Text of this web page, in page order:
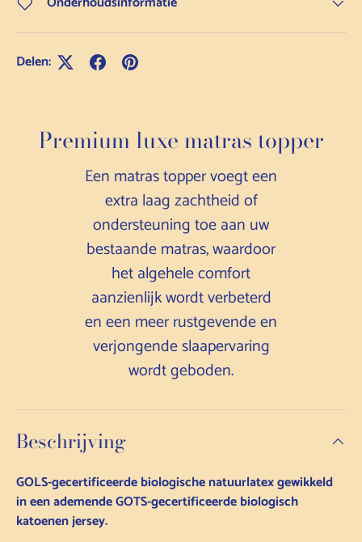
Delen:
Premium luxe matras topper
Een matras topper voegt een
extra laag zachtheid of
ondersteuning toe aan uw
bestaande matras, waardoor
het algehele comfort
aanzienlijk wordt verbeterd
en een meer rustgevende en
verjongende slaapervaring
wordt geboden.
Beschrijving
GOLS-gecertificeerde biologische natuurlatex gewikkeld
in een ademende GOTS-gecertificeerde biologisch
katoenen jersey.